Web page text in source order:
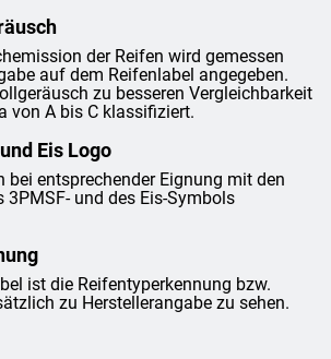
der Reifen wird gemessen
auf dem Reifenlabel angegeben.
zu besseren Vergleichbarkeit
von A bis C klassifiziert.
Eis Logo
bei entsprechender Eignung mit den
3PMSF- und des Eis-Symbols
ist die Reifentyperkennung bzw.
zu Herstellerangabe zu sehen.